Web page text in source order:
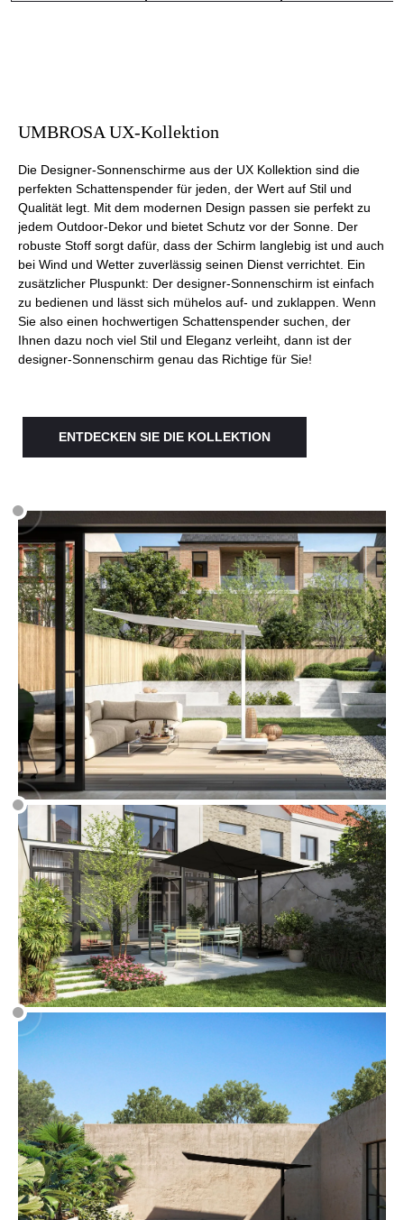
UMBROSA UX-Kollektion
Die Designer-Sonnenschirme aus der UX Kollektion sind die
perfekten Schattenspender für jeden, der Wert auf Stil und
Qualität legt. Mit dem modernen Design passen sie perfekt zu
jedem Outdoor-Dekor und bietet Schutz vor der Sonne. Der
robuste Stoff sorgt dafür, dass der Schirm langlebig ist und auch
bei Wind und Wetter zuverlässig seinen Dienst verrichtet. Ein
zusätzlicher Pluspunkt: Der designer-Sonnenschirm ist einfach
zu bedienen und lässt sich mühelos auf- und zuklappen. Wenn
Sie also einen hochwertigen Schattenspender suchen, der
Ihnen dazu noch viel Stil und Eleganz verleiht, dann ist der
designer-Sonnenschirm genau das Richtige für Sie!
ENTDECKEN SIE DIE KOLLEKTION